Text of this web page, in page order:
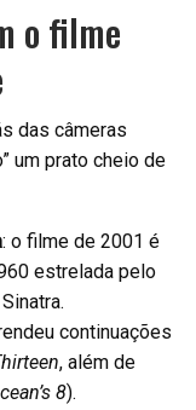
o filme
das câmeras
um prato cheio de
: o filme de 2001 é
estrelada pelo
continuações
, além de
8).